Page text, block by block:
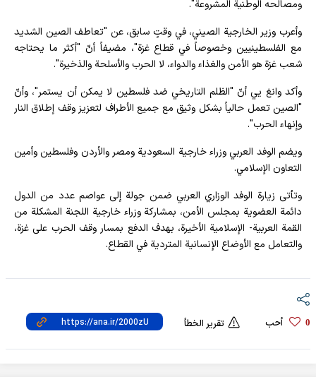
ومصالحه الوطنية المشروعة".
وأعرب وزير الخارجية الصيني، في وقتٍ سابق، عن "تعاطف الصين الشديد
مع الفلسطينيين وخصوصاً في قطاع غزة"، مضيفاً أنّ "أكثر ما يحتاجه
شعب غزة هو الأمن والغذاء والدواء، لا الحرب والأسلحة والذخيرة".
وأكد وانغ يي أنّ "الظلم التاريخي ضد فلسطين لا يمكن أن يستمر"، وأنّ
"الصين تعمل حالياً بشكل وثيق مع جميع الأطراف لتعزيز وقف إطلاق النار
وإنهاء الحرب".
ويضم الوفد العربي وزراء خارجية السعودية ومصر والأردن وفلسطين وأمين
التعاون الإسلامي.
وتأتى زيارة الوفد الوزاري العربي ضمن جولة إلى عواصم عدد من الدول
دائمة العضوية بمجلس الأمن، بمشاركة وزراء خارجية اللجنة المشكلة من
القمة العربية- الإسلامية الأخيرة، بهدف الدفع بمسار وقف الحرب على غزة،
والتعامل مع الأوضاع الإنسانية المتردية في القطاع.
0 أحب تقرير الخطأ